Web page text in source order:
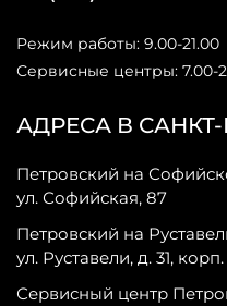
АДРЕСА В
Петровский на
ул. Софийская, 87
Петровский на
ул. Руставели, д. 31, корп.
Сервисный центр
Режим работы: 9.00-21.00
Сервисные центры: 7.00-